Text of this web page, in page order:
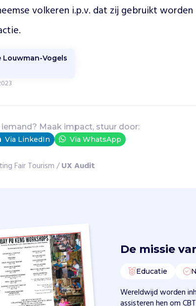
volkeren i.p.v. dat zij gebruikt worden
Louwman-Vogels
iemand? Maak impact, stuur door:
Via LinkedIn Via WhatsApp
Fair Tourism /UX Audit
De missie
Educatie
Wereldwijd worden